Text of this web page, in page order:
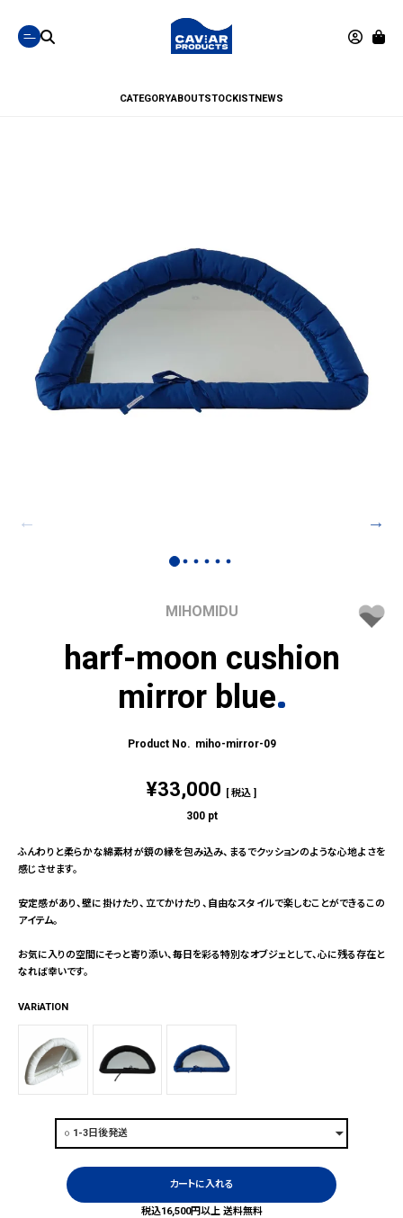
CATEGORYABOUTSTOCKISTNEWS
MIHOMIDU
harf-moon cushion
mirror blue
miho-mirror-09
¥33,000 税込
300 pt
ふんわりと柔らかな綿素材が鏡の縁を包み込み、まるでクッションのような心地よさを
感じさせます。
安定感があり、壁に掛けたり、立てかけたり、自由なスタイルで楽しむことができるこの
アイテム。
お気に入りの空間にそっと寄り添い、毎日を彩る特別なオブジェとして、心に残る存在と
なれば幸いです。
VARiATION
カートに入れる
税込16,500円以上 送料無料